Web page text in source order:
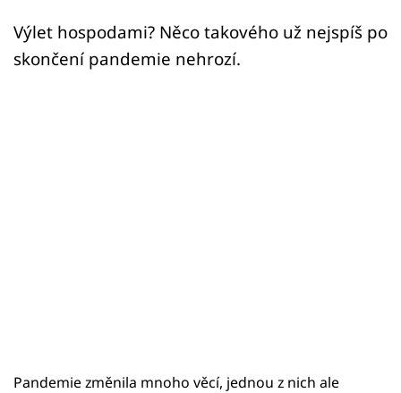
Výlet hospodami? Něco takového už nejspíš po
skončení pandemie nehrozí.
Pandemie změnila mnoho věcí, jednou z nich ale